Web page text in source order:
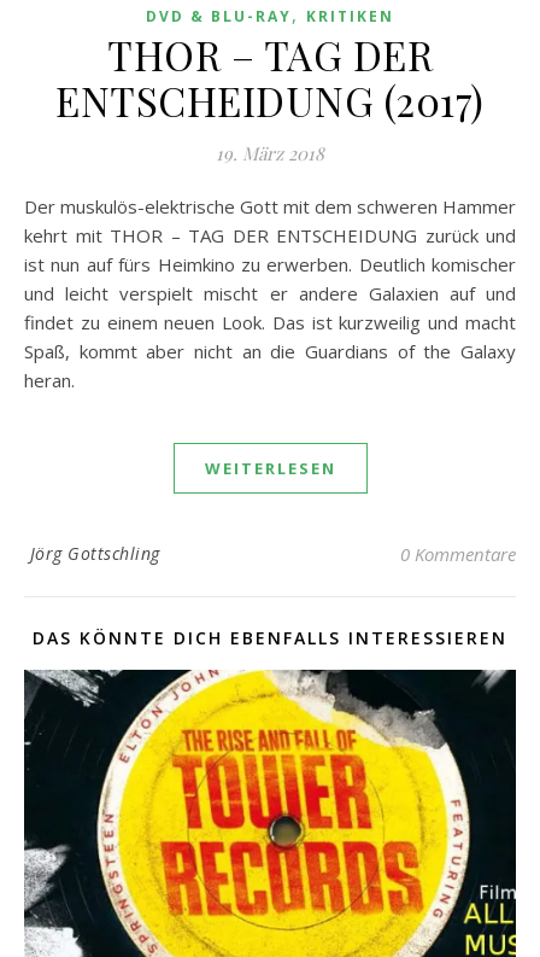
DVD & BLU-RAY, KRITIKEN
THOR – TAG DER
ENTSCHEIDUNG (2017)
19. März 2018
Der muskulös-elektrische Gott mit dem schweren Hammer
kehrt mit THOR – TAG DER ENTSCHEIDUNG zurück und
ist nun auf fürs Heimkino zu erwerben. Deutlich komischer
und leicht verspielt mischt er andere Galaxien auf und
findet zu einem neuen Look. Das ist kurzweilig und macht
Spaß, kommt aber nicht an die Guardians of the Galaxy
heran.
WEITERLESEN
Jörg Gottschling 0 Kommentare
DAS KÖNNTE DICH EBENFALLS INTERESSIEREN